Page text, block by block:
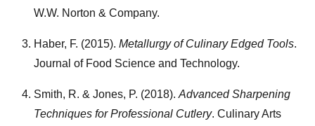
W.W. Norton & Company.
Haber, F. (2015). Metallurgy of Culinary Edged Tools.
Journal of Food Science and Technology.
Smith, R. & Jones, P. (2018). Advanced Sharpening
Techniques for Professional Cutlery. Culinary Arts